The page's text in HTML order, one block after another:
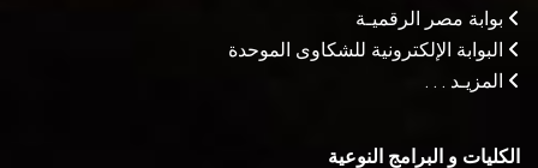
بوابة مصر الرقميـة
البوابة الإلكترونية للشكاوى الموحدة
المزيـد . . .
الكليات و البرامج النوعية